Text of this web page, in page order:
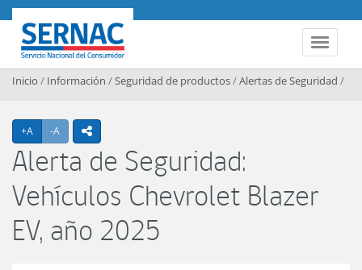
Contenido principal
Toggle
SERNAC
Inicio / Información /Seguridad de productos/Alertas de Seguridad /
+A Agrandar texto
-A Achicar textoicono compartir
Alerta de Seguridad:
Vehículos Chevrolet Blazer
EV, año 2025